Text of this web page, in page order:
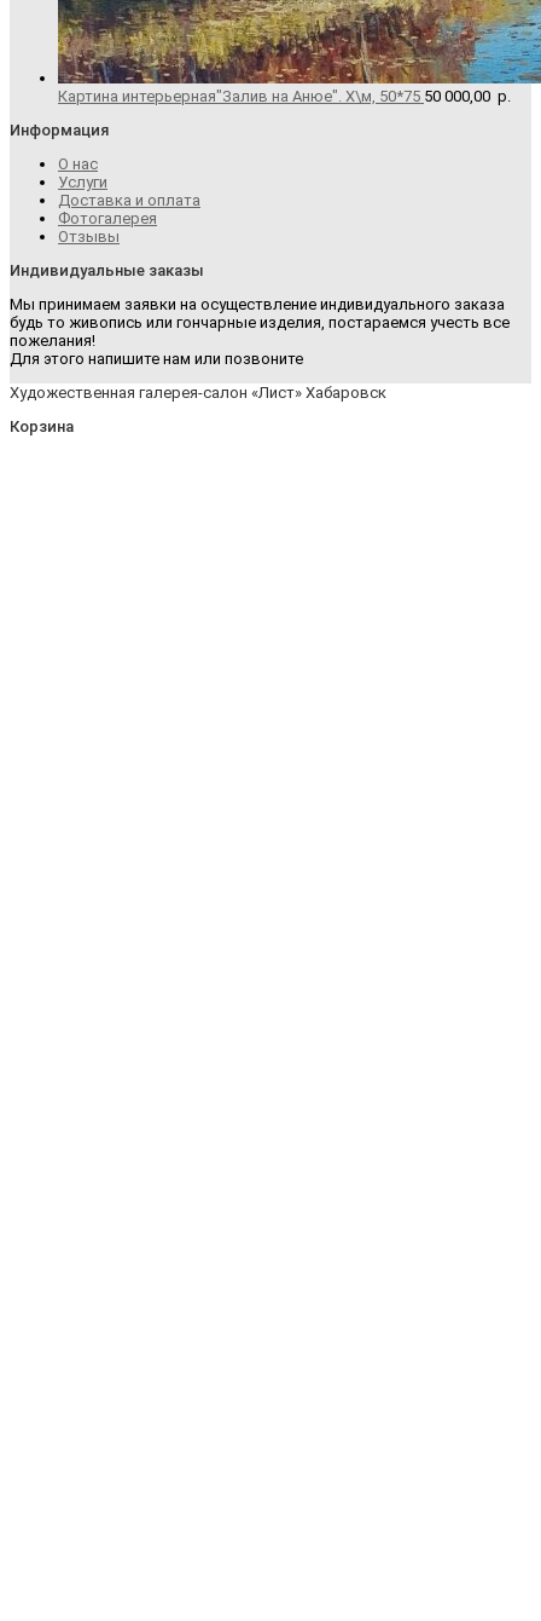
Картина интерьерная"Залив на Анюе". Х\м, 50*75 50 000,00 р.
Информация
О нас
Услуги
Доставка и оплата
Фотогалерея
Отзывы
Индивидуальные заказы
Мы принимаем заявки на осуществление индивидуального заказа
будь то живопись или гончарные изделия, постараемся учесть все
пожелания!
Для этого напишите нам или позвоните
Художественная галерея-салон «Лист» Хабаровск
Корзина